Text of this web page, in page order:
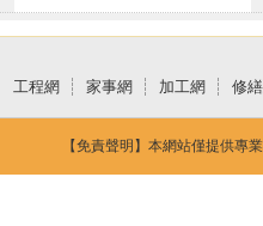
工程網 家事網 加工網 修
【免責聲明】本網站僅提供專